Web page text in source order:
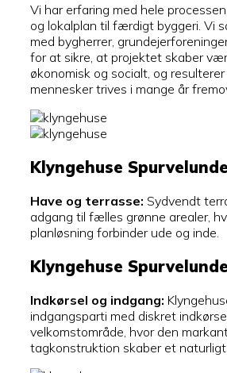
Vi har erfaring med hele
og lokalplan til færdigt byggeri. Vi
med bygherrer,
for at sikre, at projektet skaber
økonomisk og socialt, og
mennesker trives i mange år
Klyngehuse
Have og terrasse: Sydvendt
adgang til fælles grønne arealer,
planløsning forbinder ude og inde.
Klyngehuse
Indkørsel og indgang:
indgangsparti med diskret
velkomstområde, hvor den
tagkonstruktion skaber et